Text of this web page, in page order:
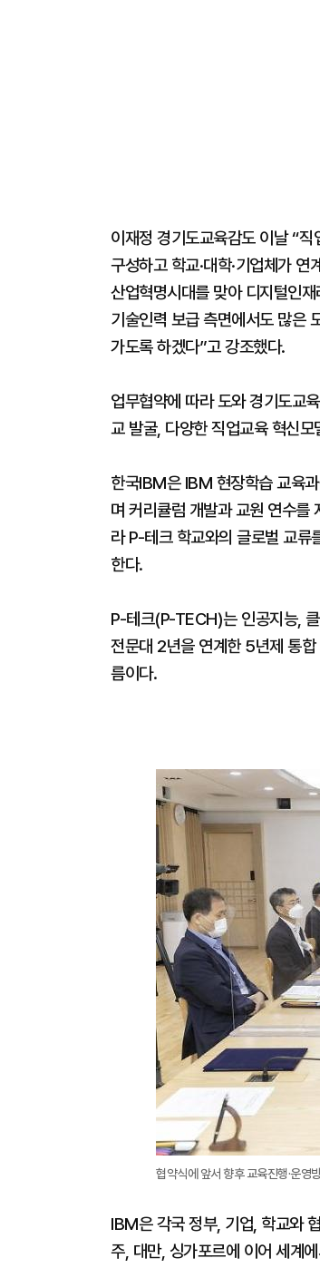
이재정 경기도교육감도 이날 “
구성하고 학교·대학·기업체가
산업혁명시대를 맞아 디지털인
기술인력 보급 측면에서도 많은
가도록 하겠다”고 강조했다.
업무협약에 따라 도와 경기도교
교 발굴, 다양한 직업교육 혁신
한국IBM은 IBM 현장학습 교
며 커리큘럼 개발과 교원 연수
라 P-테크 학교와의 글로벌 교류
한다.
P-테크(P-TECH)는 인공지능,
전문대 2년을 연계한 5년제 통합
름이다.
협약식에 앞서 향후 교육진행·운영
IBM은 각국 정부, 기업, 학교와
주, 대만, 싱가포르에 이어 세계